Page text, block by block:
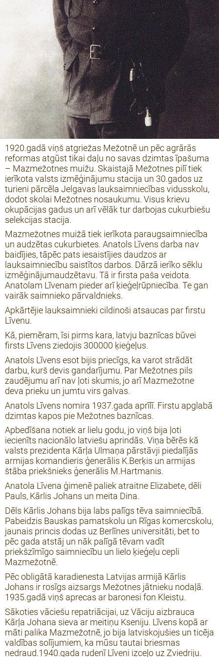
1920.gadā viņš atgriežas Mežotnē un pēc agrārās
reformas atgūst tikai daļu no savas dzimtas īpašuma
– Mazmežotnes muižu. Skaistajā Mežotnes pilī tiek
ierīkota valsts izmēģinājumu stacija un 30.gados uz
turieni pārcēla Jelgavas lauksaimniecības vidusskolu,
dodot skolai Mežotnes nosaukumu. Visus krievu
okupācijas gadus un arī vēlāk tur darbojas cukurbiešu
selekcijas stacija.
Mazmežotnes muižā tiek ierīkota paraugsaimniecība
un audzētas cukurbietes. Anatols Līvens darba nav
baidījies, tāpēc pats iesaistījies daudzos ar
lauksaimniecību saistītos darbos. Dārzā ierīko sēklu
izmēģinājumaudzētavu. Tā ir firsta paša veidota.
Anatolam Līvenam pieder arī ķieģeļrūpniecība. Te gan
vairāk saimnieko pārvaldnieks.
Apkārtējie lauksaimnieki cildinoši atsaucas par firstu
Līvenu.
Kā, piemēram, īsi pirms kara, latvju baznīcas būvei
firsts Līvens ziedojis 300000 ķieģeļus.
Anatols Līvens esot bijis priecīgs, ka varot strādāt
darbu, kurš devis gandarījumu. Par Mežotnes pils
zaudējumu arī nav ļoti skumis, jo arī Mazmežotne
deva prieku un jumtu virs galvas.
Anatols Līvens nomira 1937.gada aprīlī. Firstu apglabā
dzimtas kapos pie Mežotnes baznīcas.
Apbedīšana notiek ar lielu godu, jo viņš bija ļoti
iecienīts nacionālo latviešu aprindās. Viņa bērēs kā
valsts prezidenta Kārļa Ulmaņa pārstāvji piedalījās
armijas komandieris ģenerālis K.Berķis un armijas
štāba priekšnieks ģenerālis M.Hartmanis.
Anatola Līvena ģimenē paliek atraitne Elizabete, dēli
Pauls, Kārlis Johans un meita Dina.
Dēls Kārlis Johans bija labs palīgs tēva saimniecībā.
Pabeidzis Bauskas pamatskolu un Rīgas komercskolu,
jaunais princis dodas uz Berlīnes universitāti, bet to
pēc gada atstāj un nāk palīgā tēvam vadīt
priekšzīmīgo saimniecību un lielo ķieģeļu cepli
Mazmežotnē.
Pēc obligātā karadienesta Latvijas armijā Kārlis
Johans ir rosīgs aizsargs Mežotnes jātnieku nodaļā.
1935.gadā viņš aprecas ar baronesi fon Kleistu.
Sākoties vāciešu repatriācijai, uz Vāciju aizbrauca
Kārļa Johana sieva ar meitiņu Kseniju. Līvens kopā ar
māti palika Mazmežotnē, jo bija latviskojušies un ticēja
valdības solījumiem, ka mūsu tautai briesmas
nedraud.1940.gada rudenī Līveni izceļo uz Zviedriju.